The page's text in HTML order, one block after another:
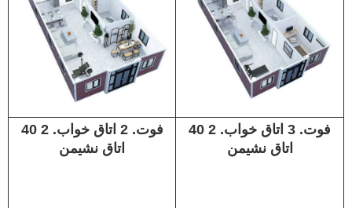
40 فوت. 2 اتاق خواب. 2
اتاق نشیمن
40 فوت. 3 اتاق خواب. 2
اتاق نشیمن